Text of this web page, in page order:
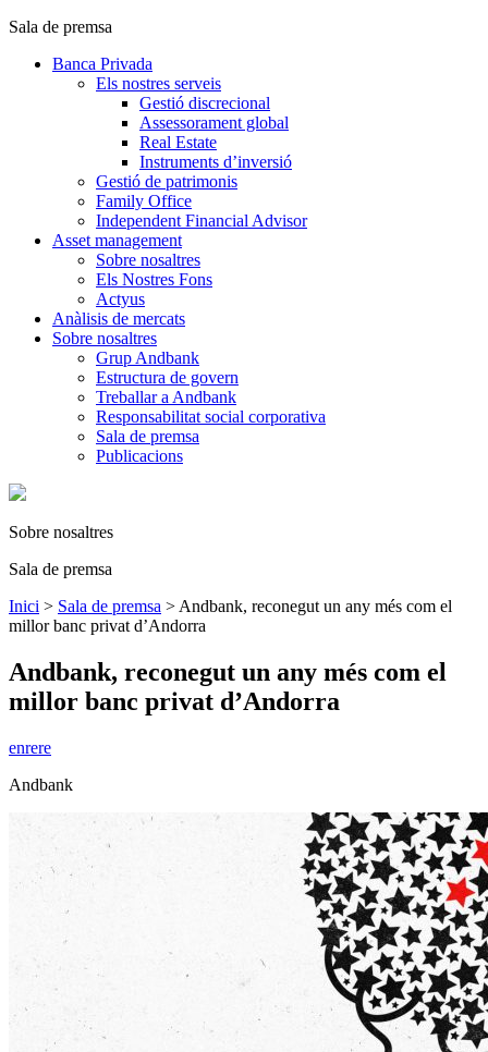
Sala de premsa
Banca Privada
Els nostres serveis
Gestió discrecional
Assessorament global
Real Estate
Instruments d’inversió
Gestió de patrimonis
Family Office
Independent Financial Advisor
Asset management
Sobre nosaltres
Els Nostres Fons
Actyus
Anàlisis de mercats
Sobre nosaltres
Grup Andbank
Estructura de govern
Treballar a Andbank
Responsabilitat social corporativa
Sala de premsa
Publicacions
Sobre nosaltres
Sala de premsa
Inici > Sala de premsa > Andbank, reconegut un any més com el
millor banc privat d’Andorra
Andbank, reconegut un any més com el
millor banc privat d’Andorra
enrere
Andbank